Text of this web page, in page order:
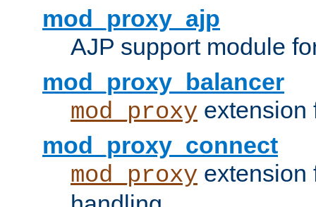
mod_proxy_ajp
AJP support module
mod_proxy_balancer
mod_proxy extension
mod_proxy_connect
mod_proxy